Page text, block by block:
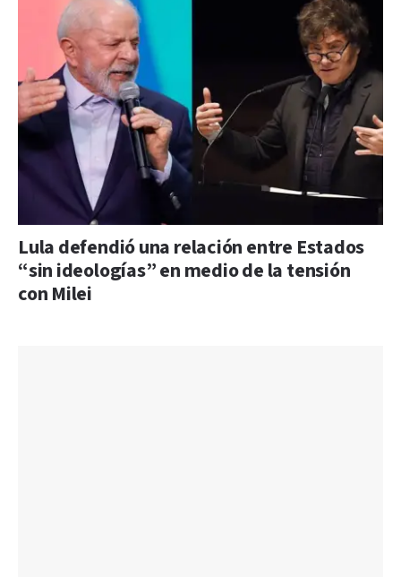
Lula defendió una relación entre Estados
“sin ideologías” en medio de la tensión
con Milei